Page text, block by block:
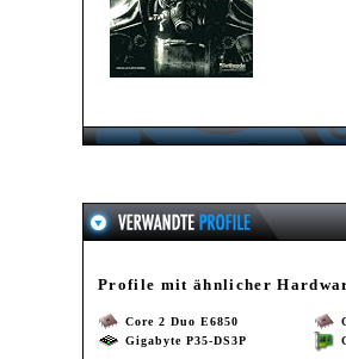
Profile mit ähnlicher
Core 2 Duo E6850
Gigabyte P35-DS3P